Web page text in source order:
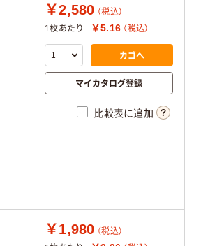
￥2,580 （税込）
1枚あたり
￥5.16 （税込）
カゴへ
マイカタログ登録
比較表に追加
￥1,980 （税込）